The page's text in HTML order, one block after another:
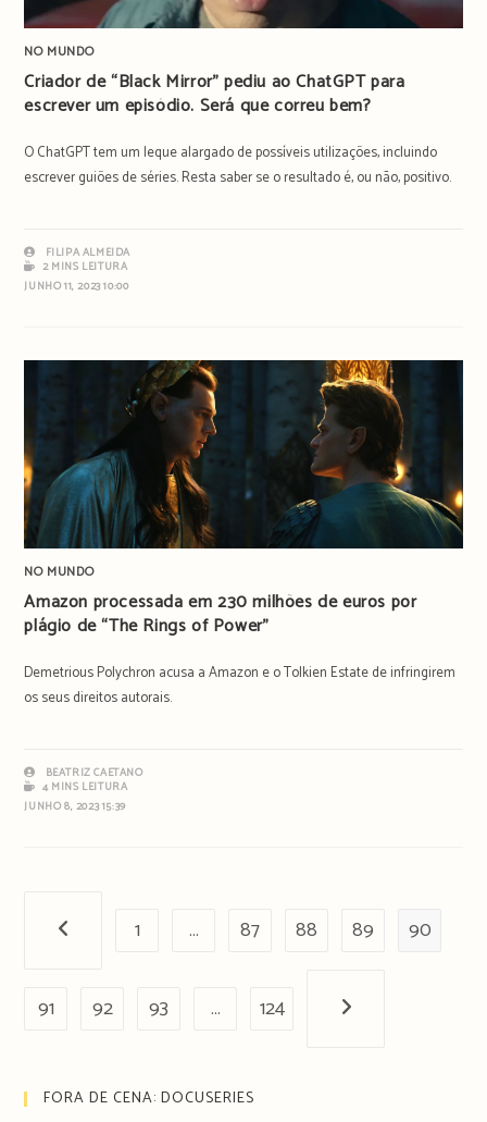
NO MUNDO
Criador de “Black Mirror” pediu ao ChatGPT para
escrever um episódio. Será que correu bem?
O ChatGPT tem um leque alargado de possíveis utilizações, incluindo
escrever guiões de séries. Resta saber se o resultado é, ou não, positivo.
FILIPA ALMEIDA
2 MINS LEITURA
JUNHO 11, 2023 10:00
NO MUNDO
Amazon processada em 230 milhões de euros por
plágio de “The Rings of Power”
Demetrious Polychron acusa a Amazon e o Tolkien Estate de infringirem
os seus direitos autorais.
BEATRIZ CAETANO
4 MINS LEITURA
JUNHO 8, 2023 15:39
Página anterior
1 … 87 88 89 90
91 92 93 … 124 Próxima página
FORA DE CENA: DOCUSERIES